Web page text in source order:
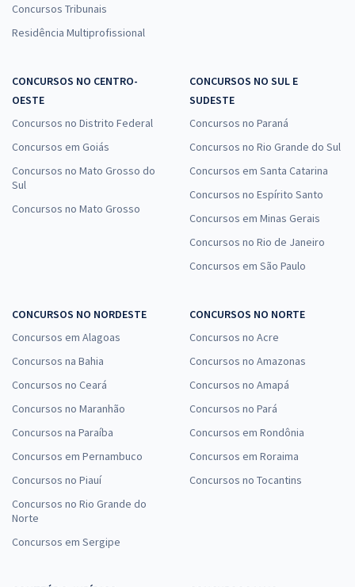
Concursos Tribunais
Residência Multiprofissional
CONCURSOS NO CENTRO-
OESTE
Concursos no Distrito Federal
Concursos em Goiás
Concursos no Mato Grosso do
Sul
Concursos no Mato Grosso
CONCURSOS NO SUL E
SUDESTE
Concursos no Paraná
Concursos no Rio Grande do Sul
Concursos em Santa Catarina
Concursos no Espírito Santo
Concursos em Minas Gerais
Concursos no Rio de Janeiro
Concursos em São Paulo
CONCURSOS NO NORDESTE
Concursos em Alagoas
Concursos na Bahia
Concursos no Ceará
Concursos no Maranhão
Concursos na Paraíba
Concursos em Pernambuco
Concursos no Piauí
Concursos no Rio Grande do
Norte
Concursos em Sergipe
CONCURSOS NO NORTE
Concursos no Acre
Concursos no Amazonas
Concursos no Amapá
Concursos no Pará
Concursos em Rondônia
Concursos em Roraima
Concursos no Tocantins